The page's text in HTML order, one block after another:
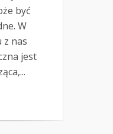
być
W
z nas
jest